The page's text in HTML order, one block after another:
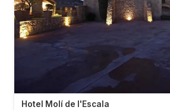
Hotel Molí de l'Escala